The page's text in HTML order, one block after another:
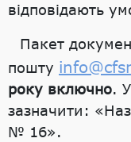
відповідають
Пакет
пошту
року включно.
зазначити:
№ 16».